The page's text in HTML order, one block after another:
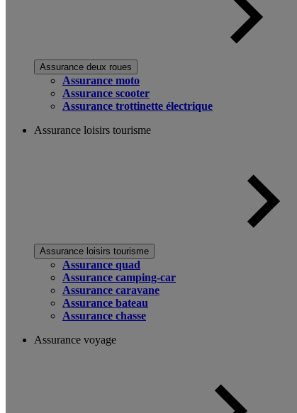
Assurance deux roues
Assurance moto
Assurance scooter
Assurance trottinette électrique
Assurance loisirs tourisme
Assurance loisirs tourisme
Assurance quad
Assurance camping-car
Assurance caravane
Assurance bateau
Assurance chasse
Assurance voyage